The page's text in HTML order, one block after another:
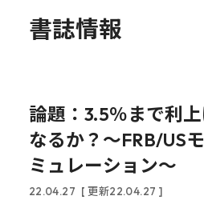
書誌情報
論題：3.5％まで利
なるか？～FRB/US
ミュレーション～
22.04.27 [ 更新22.04.27 ]